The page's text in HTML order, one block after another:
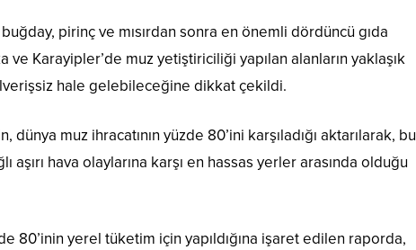
pirinç ve mısırdan sonra en önemli dördüncü gıda
Karayipler’de muz yetiştiriciliği yapılan alanların yaklaşık
hale gelebileceğine dikkat çekildi.
muz ihracatının yüzde 80’ini karşıladığı aktarılarak, bu
hava olaylarına karşı en hassas yerler arasında olduğu
80’inin yerel tüketim için yapıldığına işaret edilen raporda,